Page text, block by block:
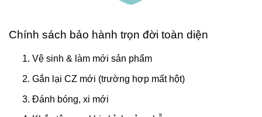
Chính sách bảo hành trọn đời toàn diện
Vệ sinh & làm mới sản phẩm
Gắn lại CZ mới (trường hợp mất hột)
Đánh bóng, xi mới